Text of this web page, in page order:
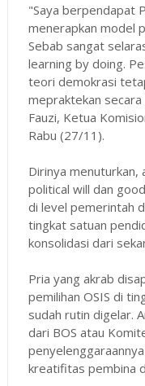
"Saya berpendapat
menerapkan model
Sebab sangat
learning by doing.
teori demokrasi
mepraktekan secara
Fauzi, Ketua
Rabu (27/11).
Dirinya menuturkan,
political will dan
di level pemerintah
tingkat satuan
konsolidasi dari
Pria yang akrab
pemilihan OSIS di
sudah rutin digelar.
dari BOS atau
kreatifitas pembina